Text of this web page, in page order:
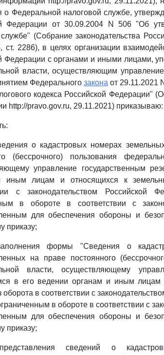
о Федеральной налоговой службе,
Федерации от 30.09.2004 N 506 "Об
(Собрание законодательства
ст. 2286), в целях организации
Федерации с органами и иными лицами,
власти, осуществляющим
Федерального закона от 29.11.2021
кодекса Российской Федерации"
http://pravo.gov.ru, 29.11.2021) приказываю:
о кадастровых номерах
(бессрочного) пользования
управление государственным
иным лицам и относящихся к
с законодательством Российской
в обороте в соответствии с
для обеспечения обороны и
приказу;
формы "Сведения о
на праве постоянного
власти, осуществляющему
в его ведении органам и иным лицам
оборота в соответствии с
в обороте в соответствии с
для обеспечения обороны и
приказу;
сведений о